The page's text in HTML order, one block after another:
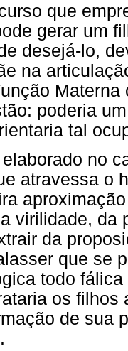
que
gerar um
desejá-lo,
na
poderia
tal
no
atravessa o
virilidade, da
da
que se
todo
os
de sua